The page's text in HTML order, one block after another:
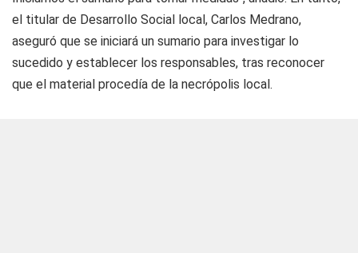
el titular de Desarrollo Social local, Carlos Medrano,
aseguró que se iniciará un sumario para investigar lo
sucedido y establecer los responsables, tras reconocer
que el material procedía de la necrópolis local.